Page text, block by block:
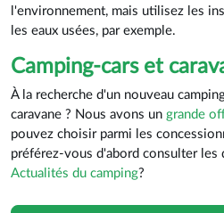
l'environnement, mais utilisez les
les eaux usées, par exemple.
Camping-cars et
À la recherche d'un nouveau
caravane ? Nous avons un grande
pouvez choisir parmi les
préférez-vous d'abord consulter les
Actualités du camping?